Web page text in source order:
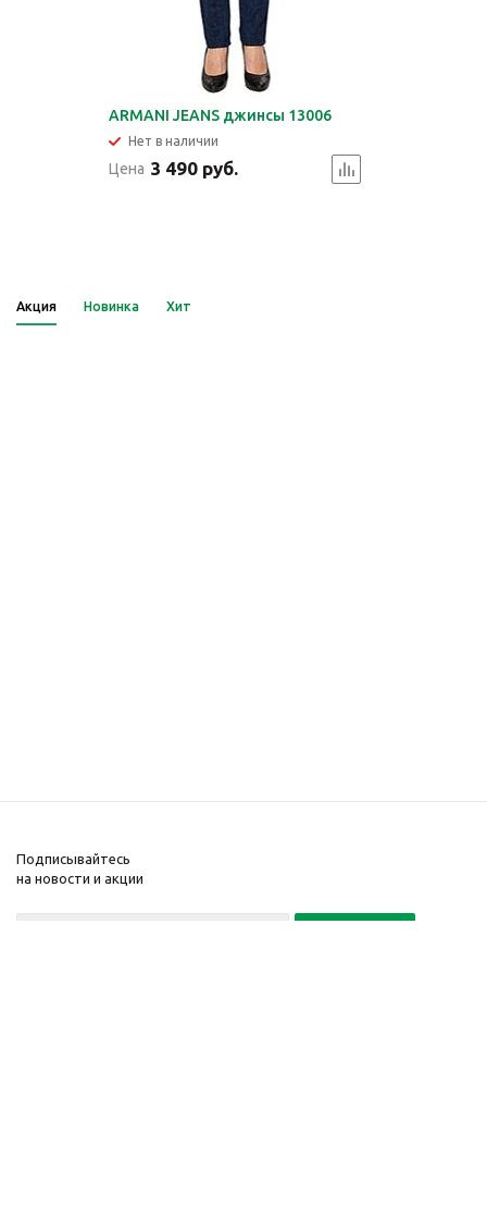
ARMANI JEANS джинсы 13006
Нет в наличии
Цена 3 490 руб.
Акция Новинка Хит
Подписывайтесь
на новости и акции